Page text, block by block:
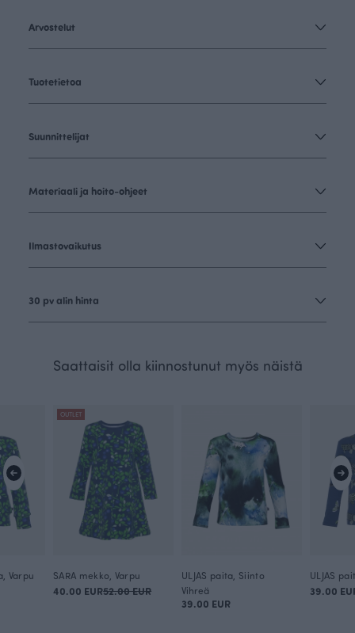
Arvostelut
Tuotetietoa
Suunnittelijat
Materiaali ja hoito-ohjeet
Ilmastovaikutus
30 pv alin hinta
Saattaisit olla kiinnostunut myös näistä
Varpu
OUTLET
SARA mekko, Varpu
40.00 EUR52.00 EUR
ULJAS paita, Siinto
Vihreä
39.00 EUR
ULJAS
39.00